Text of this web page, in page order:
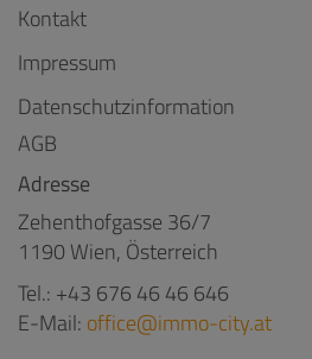
Kontakt
Impressum
Datenschutzinformation
AGB
Adresse
Zehenthofgasse 36/7
1190 Wien, Österreich
Tel.: +43 676 46 46 646
E-Mail: office@immo-city.at